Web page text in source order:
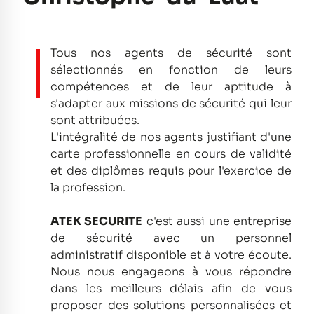
Tous nos agents de sécurité sont
sélectionnés en fonction de leurs
compétences et de leur aptitude à
s'adapter aux missions de sécurité qui leur
sont attribuées.
L'intégralité de nos agents justifiant d'une
carte professionnelle en cours de validité
et des diplômes requis pour l'exercice de
la profession.
ATEK SECURITE c'est aussi une entreprise
de sécurité avec un personnel
administratif disponible et à votre écoute.
Nous nous engageons à vous répondre
dans les meilleurs délais afin de vous
proposer des solutions personnalisées et